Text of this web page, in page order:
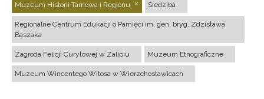
Muzeum Historii Tarnowa i Regionu Siedziba
Regionalne Centrum Edukacji o Pamięci im. gen. bryg. Zdzisława
Baszaka
Zagroda Felicji Curyłowej w Zalipiu Muzeum Etnograficzne
Muzeum Wincentego Witosa w Wierzchosławicach